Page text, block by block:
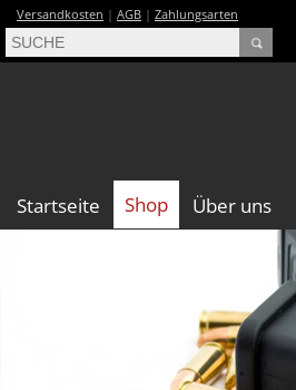
Versandkosten | AGB | Zahlungsarten
Startseite Shop Über uns